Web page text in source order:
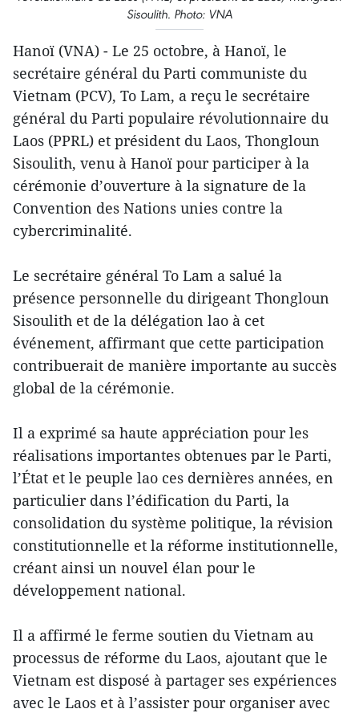
Sisoulith. Photo: VNA
Hanoï (VNA) - Le 25 octobre, à Hanoï, le
secrétaire général du Parti communiste du
Vietnam (PCV), To Lam, a reçu le secrétaire
général du Parti populaire révolutionnaire du
Laos (PPRL) et président du Laos, Thongloun
Sisoulith, venu à Hanoï pour participer à la
cérémonie d’ouverture à la signature de la
Convention des Nations unies contre la
cybercriminalité.
Le secrétaire général To Lam a salué la
présence personnelle du dirigeant Thongloun
Sisoulith et de la délégation lao à cet
événement, affirmant que cette participation
contribuerait de manière importante au succès
global de la cérémonie.
Il a exprimé sa haute appréciation pour les
réalisations importantes obtenues par le Parti,
l’État et le peuple lao ces dernières années, en
particulier dans l’édification du Parti, la
consolidation du système politique, la révision
constitutionnelle et la réforme institutionnelle,
créant ainsi un nouvel élan pour le
développement national.
Il a affirmé le ferme soutien du Vietnam au
processus de réforme du Laos, ajoutant que le
Vietnam est disposé à partager ses expériences
avec le Laos et à l’assister pour organiser avec